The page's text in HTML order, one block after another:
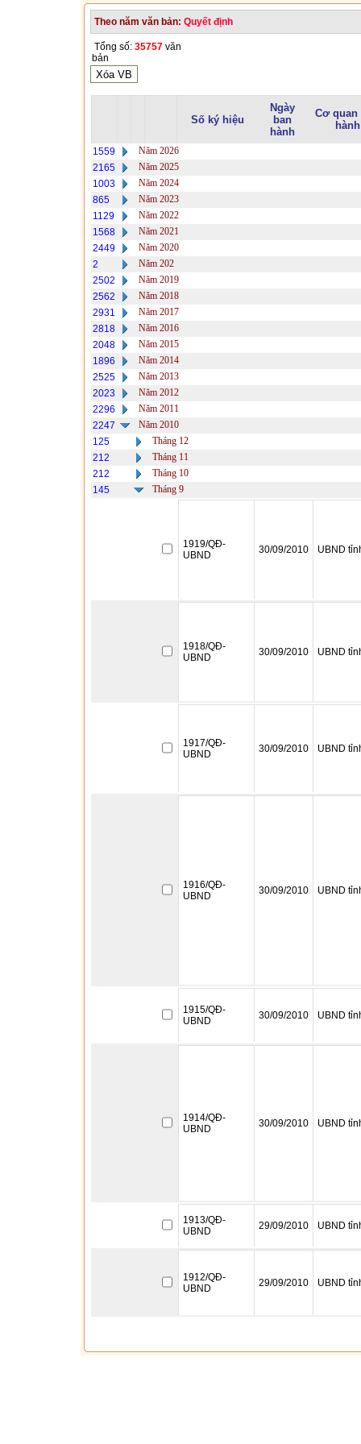
Theo năm văn bản: Quyết định
Tổng số: 35757 văn
bản
Số ký hiệu
Ngày
ban
hành
Cơ quan
hành
1559
Năm 2026
2165
Năm 2025
1003
Năm 2024
865
Năm 2023
1129
Năm 2022
1568
Năm 2021
2449
Năm 2020
2
Năm 202
2502
Năm 2019
2562
Năm 2018
2931
Năm 2017
2818
Năm 2016
2048
Năm 2015
1896
Năm 2014
2525
Năm 2013
2023
Năm 2012
2296
Năm 2011
2247
Năm 2010
125
Tháng 12
212
Tháng 11
212
Tháng 10
145
Tháng 9
1919/QĐ-
UBND
30/09/2010 UBND
1918/QĐ-
UBND
30/09/2010 UBND
1917/QĐ-
UBND
30/09/2010 UBND
1916/QĐ-
UBND
30/09/2010 UBND
1915/QĐ-
UBND
30/09/2010 UBND
1914/QĐ-
UBND
30/09/2010 UBND
1913/QĐ-
UBND
29/09/2010 UBND
1912/QĐ-
UBND
29/09/2010 UBND